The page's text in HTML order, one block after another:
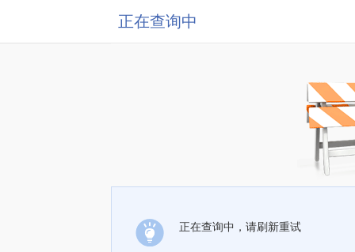
正在查询中
正在查询中，请刷新重试